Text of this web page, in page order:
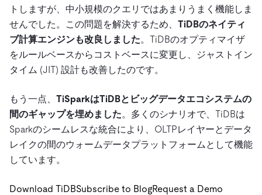
トしますが、中小規模のクエリではあまりうまく機能しま
せんでした。この問題を解決するため、 TiDBのネイティ
ブ計算エンジンも改良しました。TiDBのオプティマイザ
をルールベースからコストベースに変更し、ジャストイン
タイム (JIT) 設計も改善したのです。
もう一点、 TiSparkはTiDBとビッグデータエコシステムの
間のギャップを埋めました。多くのシナリオで、TiDBは
Sparkのシームレスな統合により、OLTPレイヤーとデータ
レイクの間のウォームデータプラットフォームとして機能
しています。
Download TiDBSubscribe to BlogRequest a Demo